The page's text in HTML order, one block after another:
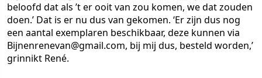
beloofd dat als ’t er ooit van zou komen, we dat zouden
doen.’ Dat is er nu dus van gekomen. ‘Er zijn dus nog
een aantal exemplaren beschikbaar, deze kunnen via
Bijnenrenevan@gmail.com, bij mij dus, besteld worden,’
grinnikt René.